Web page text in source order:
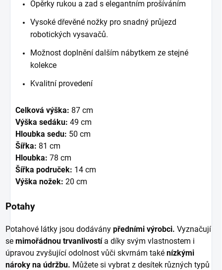
Opěrky rukou a zad s elegantním prošíváním
Vysoké dřevěné nožky pro snadný průjezd
robotických vysavačů.
Možnost doplnění dalším nábytkem ze stejné
kolekce
Kvalitní provedení
Celková výška: 87 cm
Výška sedáku: 49 cm
Hloubka sedu: 50 cm
Šířka: 81 cm
Hloubka: 78 cm
Šířka područek: 14 cm
Výška nožek: 20 cm
Potahy
Potahové látky jsou dodávány předními výrobci. Vyznačují
se mimořádnou trvanlivostía díky svým vlastnostem i
úpravou zvyšující odolnost vůči skvrnám také nízkými
nároky na údržbu. Můžete si vybrat z desítek různých typů